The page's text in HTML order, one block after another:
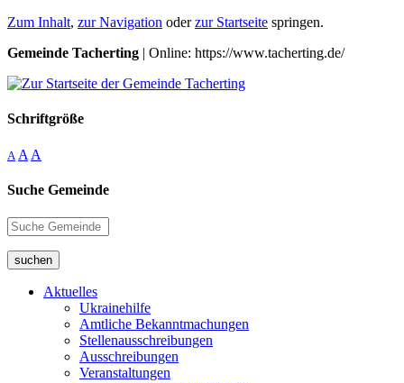
Zum Inhalt, zur Navigation oderzur Startseite springen.
Gemeinde Tacherting | Online: https://www.tacherting.de/
Schriftgröße
A A A
Suche Gemeinde
suchen
Aktuelles
Ukrainehilfe
Amtliche Bekanntmachungen
Stellenausschreibungen
Ausschreibungen
Veranstaltungen